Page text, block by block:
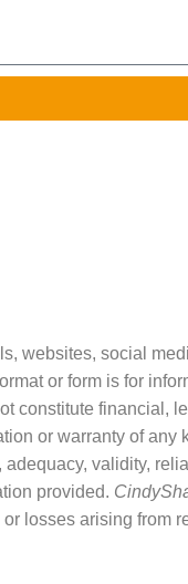
websites, social
or form is for
constitute financial,
or warranty of any
validity,
provided.
losses arising from